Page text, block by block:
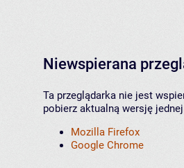
Niewspierana
Ta przeglądarka nie jest
pobierz aktualną wersję
Mozilla Firefox
Google Chrome